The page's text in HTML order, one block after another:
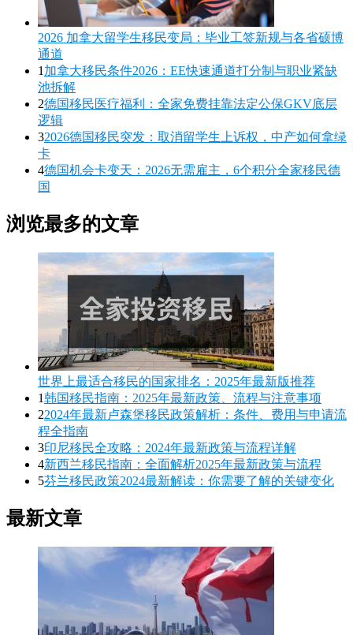
2026 加拿大留学生移民变局：毕业工签新规与各省硕博
通道
1 加拿大移民条件2026：EE快速通道打分制与职业紧缺
池拆解
2德国移民医疗福利：全家免费挂靠法定公保GKV底层
逻辑
32026德国移民突发：取消留学生上诉权，中产如何拿绿
卡
4德国机会卡变天：2026无需雇主，6个积分全家移民德
国
浏览最多的文章
世界上最适合移民的国家排名：2025年最新版推荐
1韩国移民指南：2025年最新政策、流程与注意事项
22024年最新卢森堡移民政策解析：条件、费用与申请流
程全指南
3印尼移民全攻略：2024年最新政策与流程详解
4新西兰移民指南：全面解析2025年最新政策与流程
5芬兰移民政策2024最新解读：你需要了解的关键变化
最新文章